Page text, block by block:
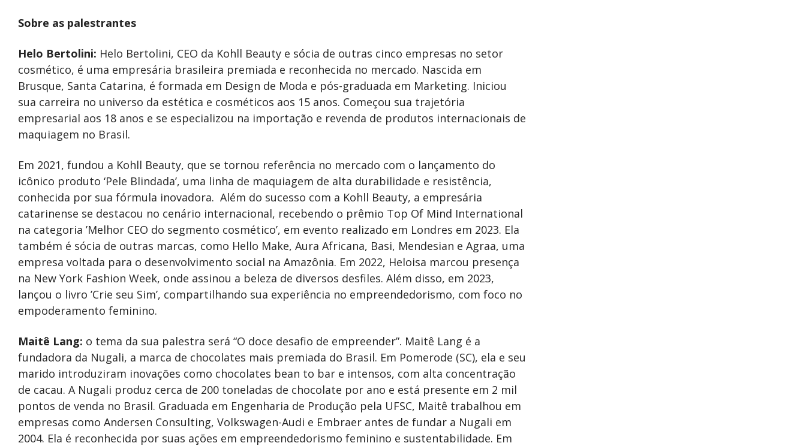
Sobre as palestrantes
Helo Bertolini: Helo Bertolini, CEO da Kohll Beauty e sócia de outras cinco empresas no setor
cosmético, é uma empresária brasileira premiada e reconhecida no mercado. Nascida em
Brusque, Santa Catarina, é formada em Design de Moda e pós-graduada em Marketing. Iniciou
sua carreira no universo da estética e cosméticos aos 15 anos. Começou sua trajetória
empresarial aos 18 anos e se especializou na importação e revenda de produtos internacionais de
maquiagem no Brasil.
Em 2021, fundou a Kohll Beauty, que se tornou referência no mercado com o lançamento do
icônico produto ‘Pele Blindada’, uma linha de maquiagem de alta durabilidade e resistência,
conhecida por sua fórmula inovadora. Além do sucesso com a Kohll Beauty, a empresária
catarinense se destacou no cenário internacional, recebendo o prêmio Top Of Mind International
na categoria ’Melhor CEO do segmento cosmético’, em evento realizado em Londres em 2023. Ela
também é sócia de outras marcas, como Hello Make, Aura Africana, Basi, Mendesian e Agraa, uma
empresa voltada para o desenvolvimento social na Amazônia. Em 2022, Heloisa marcou presença
na New York Fashion Week, onde assinou a beleza de diversos desfiles. Além disso, em 2023,
lançou o livro ’Crie seu Sim’, compartilhando sua experiência no empreendedorismo, com foco no
empoderamento feminino.
Maitê Lang: o tema da sua palestra será “O doce desafio de empreender”. Maitê Lang é a
fundadora da Nugali, a marca de chocolates mais premiada do Brasil. Em Pomerode (SC), ela e seu
marido introduziram inovações como chocolates bean to bar e intensos, com alta concentração
de cacau. A Nugali produz cerca de 200 toneladas de chocolate por ano e está presente em 2 mil
pontos de venda no Brasil. Graduada em Engenharia de Produção pela UFSC, Maitê trabalhou em
empresas como Andersen Consulting, Volkswagen-Audi e Embraer antes de fundar a Nugali em
2004. Ela é reconhecida por suas ações em empreendedorismo feminino e sustentabilidade. Em